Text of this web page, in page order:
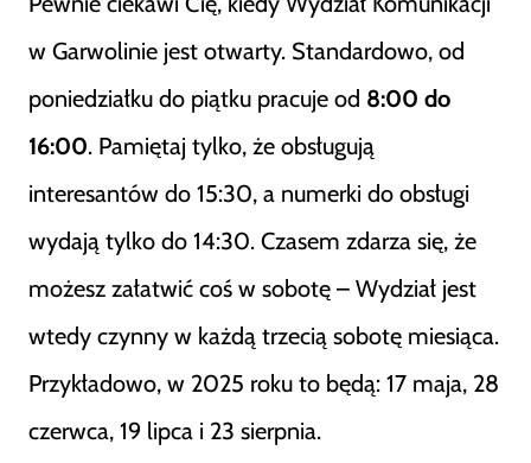
w Garwolinie jest otwarty. Standardowo, od
poniedziałku do piątku pracuje od 8:00 do
16:00. Pamiętaj tylko, że obsługują
interesantów do 15:30, a numerki do obsługi
wydają tylko do 14:30. Czasem zdarza się, że
możesz załatwić coś w sobotę – Wydział jest
wtedy czynny w każdą trzecią sobotę miesiąca.
Przykładowo, w 2025 roku to będą: 17 maja, 28
czerwca, 19 lipca i 23 sierpnia.